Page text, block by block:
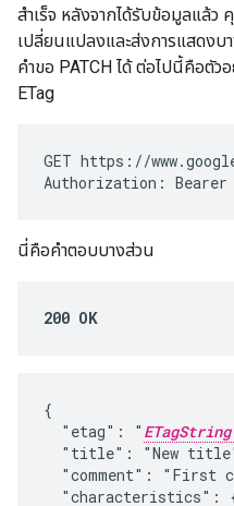
สำเร็จ หลังจากได้รับข้อมูลแล้ว
เปลี่ยนแปลงและส่งการแสดง
คำขอ PATCH ได้ ต่อไปนี้คือตัว
ETag
GET https://
Authorization: Bearer
นี่คือคำตอบบางส่วน
200 OK
{
  "etag": "
ETagString
"title": "New
"comment": "First
"characteristics":